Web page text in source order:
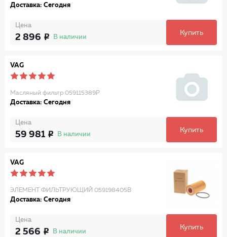
Доставка: Сегодня
Цена
2 896 В наличии
Купить
VAG
Масляный фильтр 059115389P
Доставка: Сегодня
Цена
59 981 В наличии
Купить
VAG
ЭЛЕМЕНТ ФИЛЬТРУЮЩИЙ 059198405B
Доставка: Сегодня
Цена
2 566 В наличии
Купить